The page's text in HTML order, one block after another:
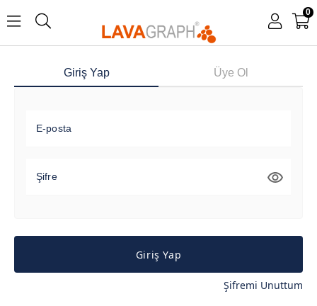
0
Giriş Yap Üye Ol
E-posta
Şifre
Giriş Yap
Şifremi Unuttum